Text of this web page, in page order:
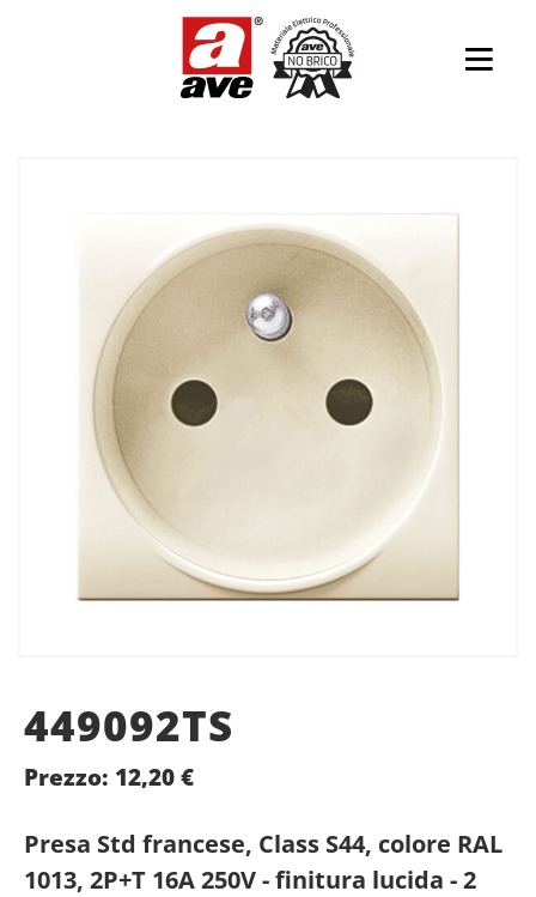
449092TS
Prezzo: 12,20€
Presa Std francese, Class S44, colore RAL
1013, 2P+T 16A 250V - finitura lucida - 2